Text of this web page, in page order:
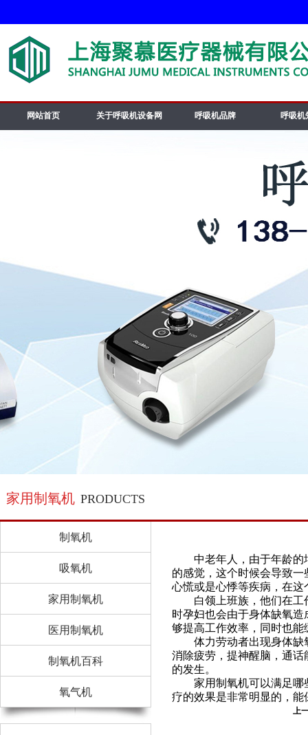
网站首页 关于呼吸机设备网 呼吸机品牌 呼吸机
家用制氧机 PRODUCTS
制氧机
吸氧机
家用制氧机
医用制氧机
制氧机百科
氧气机
中老年人，由于年龄的增
的感觉，这个时候会导致
心慌或是心悸等疾病，在
白领上班族，他们在工作
时孕妇也会由于身体缺氧
够提高工作效率，同时也
体力劳动者出现身体缺氧
消除疲劳，提神醒脑，通
的发生。
家用制氧机可以满足哪些
疗的效果是非常明显的，能
上